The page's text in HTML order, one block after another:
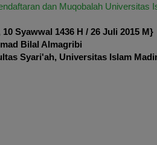
dan Muqobalah Universitas
Syawwal 1436 H / 26 Juli 2015 M}
Bilal Almagribi
Syari'ah, Universitas Islam